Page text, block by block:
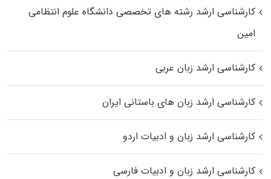
کارشناسی ارشد رﺷﺘﻪ ﻫﺎی تخصصی داﻧﺸﮕﺎه ﻋﻠﻮم انتظامی
اﻣﻴﻦ
کارشناسی ارشد زبان عربی
کارشناسی ارشد زبان‌ های باستانی ایران
کارشناسی ارشد زبان و ادبیات اردو
کارشناسی ارشد زبان و ادبیات فارسی